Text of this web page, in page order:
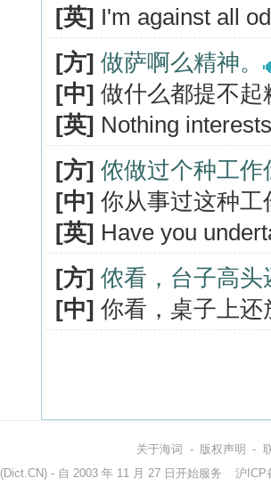
[英] I'm against all
[方] 做萨啊么精神。
[中] 做什么都提不起
[英] Nothing
[方] 侬做过个种工作
[中] 你从事过这种工
[英] Have you
[方] 侬看，台子高
[中] 你看，桌子上
关于海词 - 版权声明 -
(Dict.CN) - 自 2003 年 11 月 27 日开始服务 沪ICP